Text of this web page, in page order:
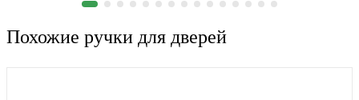
Похожие ручки для дверей